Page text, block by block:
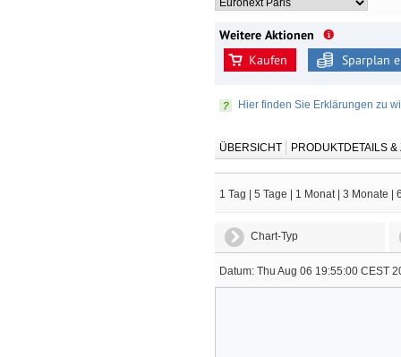
Weitere Aktionen
Kaufen
Sparplan
Hier finden Sie Erklärungen zu
ÜBERSICHT PRODUKTDETAILS
1 Tag | 5 Tage | 1 Monat | 3 Monate |
Chart-Typ
Datum: Thu Aug 06 19:55:00 CEST